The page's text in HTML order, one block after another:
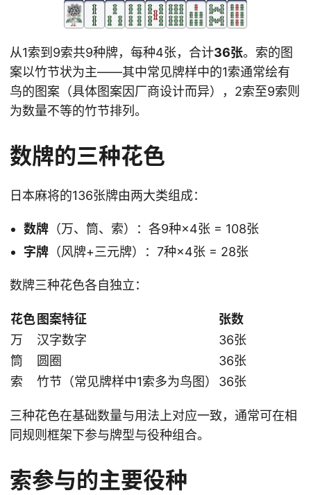
从1索到9索共9种牌，每种4张，合计36张。索的图
案以竹节状为主——其中常见牌样中的1索通常绘有
鸟的图案（具体图案因厂商设计而异），2索至9索则
为数量不等的竹节排列。
数牌的三种花色
日本麻将的136张牌由两大类组成：
数牌 （万、筒、索）：各9种×4张 = 108张
字牌 （风牌+三元牌）：7种×4张 = 28张
数牌三种花色各自独立：
花色 图案特征
张数
万
汉字数字
36张
筒
圆圈
36张
索
竹节（常见牌样中1索多为鸟图） 36张
三种花色在基础数量与用法上对应一致，通常可在相
同规则框架下参与牌型与役种组合。
索参与的主要役种